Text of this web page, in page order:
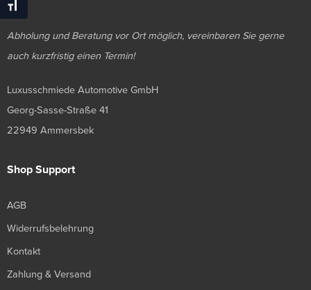
Schrift Vergrößern
Abholung und Beratung vor Ort möglich, vereinbaren Sie gerne
auch kurzfristig einen Termin!
Luxusschmiede Automotive GmbH
Georg-Sasse-Straße 41
22949 Ammersbek
Shop Support
AGB
Widerrufsbelehrung
Kontakt
Zahlung & Versand